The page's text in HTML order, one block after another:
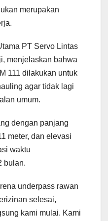
merupakan
PT Servo Lintas
menjelaskan bahwa
111 dilakukan untuk
agar tidak lagi
umum.
dengan panjang
meter, dan elevasi
waktu
bulan.
underpass rawan
selesai,
kami mulai. Kami